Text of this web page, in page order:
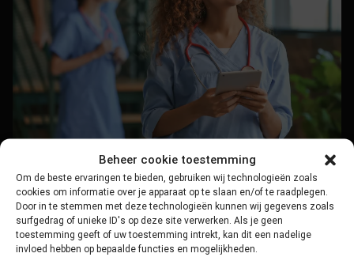
Beheer cookie toestemming
Om de beste ervaringen te bieden, gebruiken wij technologieën zoals
cookies om informatie over je apparaat op te slaan en/of te raadplegen.
Door in te stemmen met deze technologieën kunnen wij gegevens zoals
surfgedrag of unieke ID's op deze site verwerken. Als je geen
toestemming geeft of uw toestemming intrekt, kan dit een nadelige
invloed hebben op bepaalde functies en mogelijkheden.
WEITERLESEN→